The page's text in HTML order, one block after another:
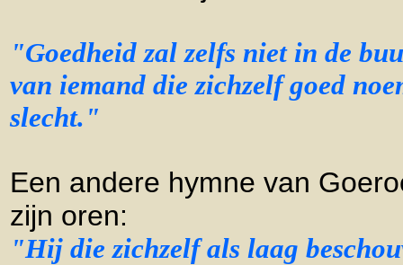
"Goedheid zal zelfs niet in de
van iemand die zichzelf goed
slecht."
Een andere hymne van
zijn oren:
"Hij die zichzelf als laag